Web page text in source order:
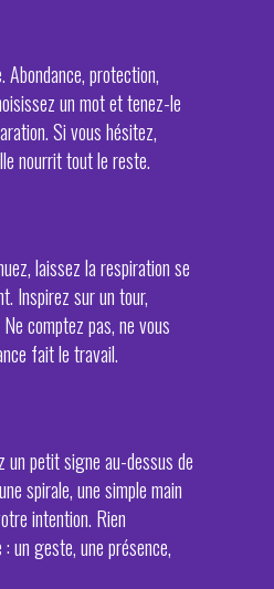
Abondance, protection,
un mot et tenez-le
Si vous hésitez,
nourrit tout le reste.
laissez la respiration se
Inspirez sur un tour,
comptez pas, ne vous
fait le travail.
un petit signe au-dessus de
spirale, une simple main
intention. Rien
: un geste, une présence,